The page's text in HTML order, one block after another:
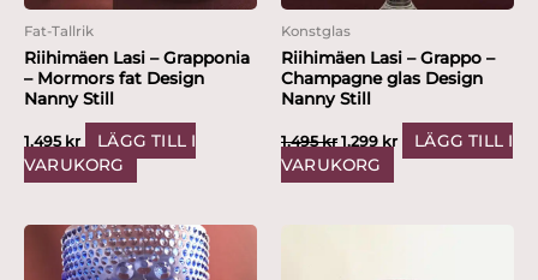
Fat-Tallrik
Riihimäen Lasi – Grapponia
– Mormors fat Design
Nanny Still
1,495 kr
LÄGG TILL I
VARUKORG
Konstglas
Riihimäen Lasi – Grappo –
Champagne glas Design
Nanny Still
1,495kr 1,299 kr
LÄGG TILL I
VARUKORG